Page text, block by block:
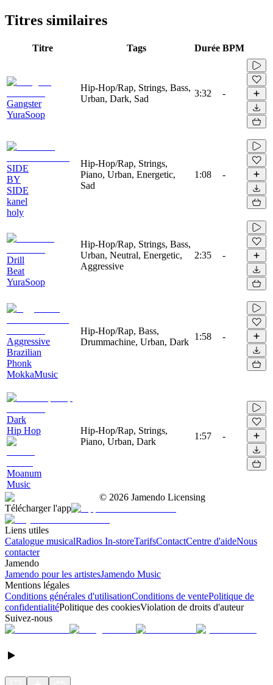
Titres similaires
Titre Tags Durée BPM
Gangster
YuraSoop
Hip-Hop/Rap, Strings, Bass,
Urban, Dark, Sad
3:32 -
SIDE
BY
SIDE
kanel
holy
Hip-Hop/Rap, Strings,
Piano, Urban, Energetic,
Sad
1:08 -
Drill
Beat
YuraSoop
Hip-Hop/Rap, Strings, Bass,
Urban, Neutral, Energetic,
Aggressive
2:35 -
Aggressive
Brazilian
Phonk
MokkaMusic
Hip-Hop/Rap, Bass,
Drummachine, Urban, Dark
1:58 -
Dark
Hip Hop
Moanum
Music
Hip-Hop/Rap, Strings,
Piano, Urban, Dark
1:57 -
© 2026 Jamendo Licensing
Télécharger l'app
Liens utiles
Catalogue musicalRadios In-storeTarifsContactCentre d'aideNous
contacter
Jamendo
Jamendo pour les artistesJamendo Music
Mentions légales
Conditions générales d'utilisationConditions de ventePolitique de
confidentialitéPolitique des cookiesViolation de droits d'auteur
Suivez-nous